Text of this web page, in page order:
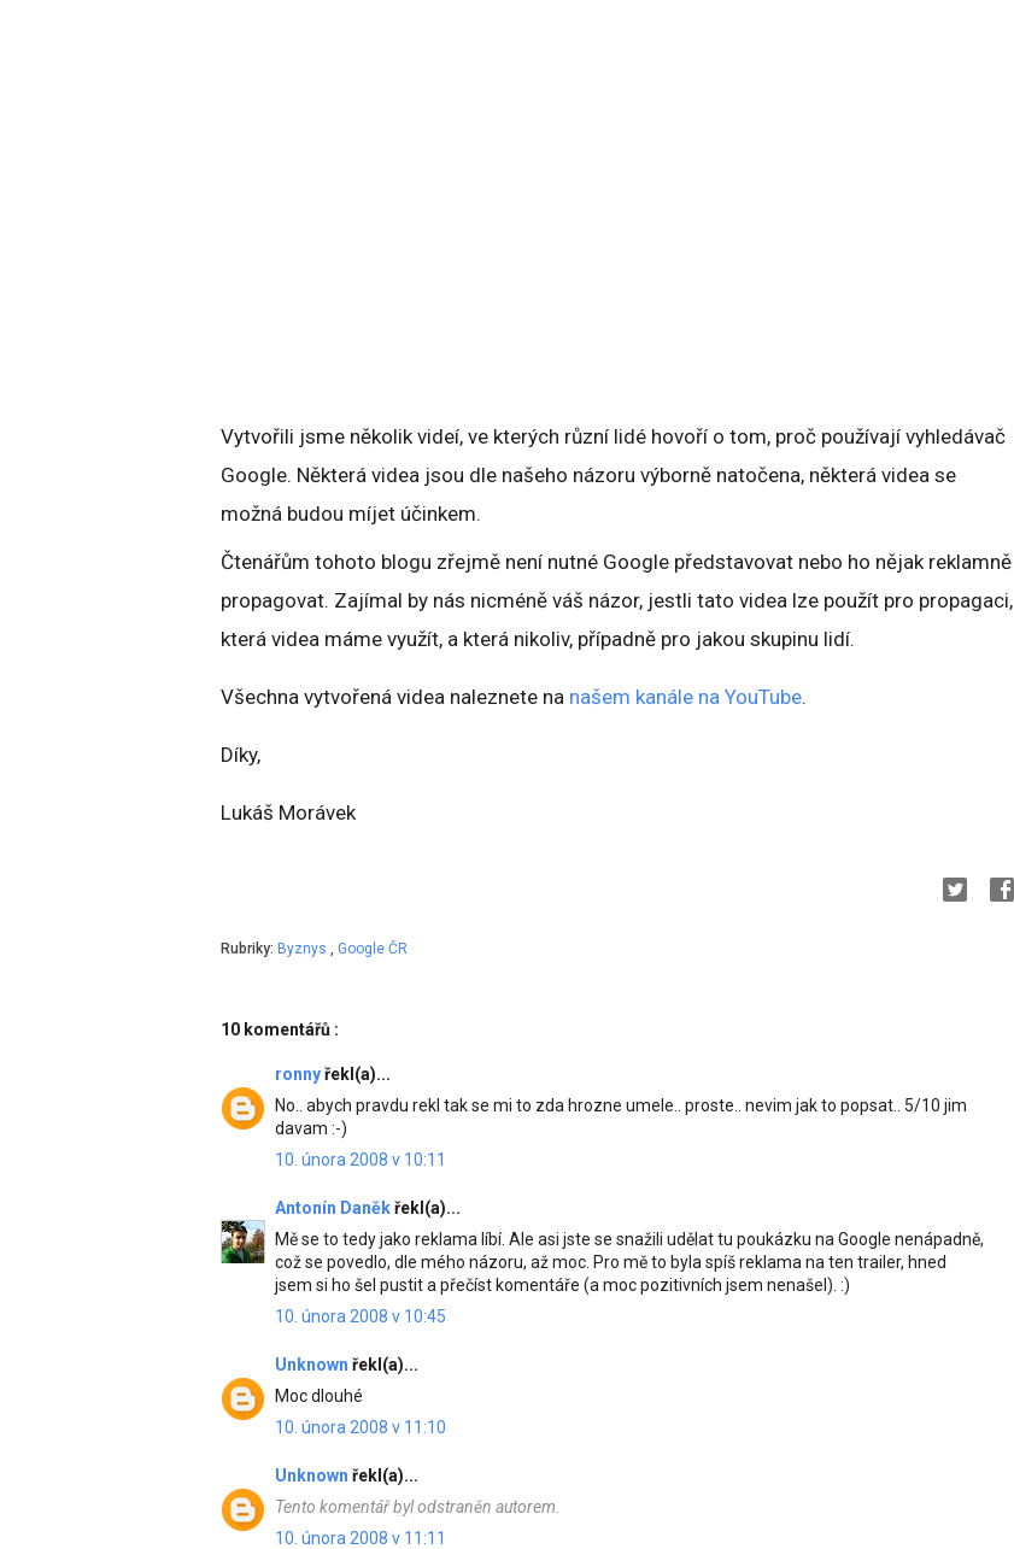
Vytvořili jsme několik videí, ve kterých různí lidé hovoří o tom, proč používají vyhledávač
Google. Některá videa jsou dle našeho názoru výborně natočena, některá videa se
možná budou míjet účinkem.
Čtenářům tohoto blogu zřejmě není nutné Google představovat nebo ho nějak reklamně
propagovat. Zajímal by nás nicméně váš názor, jestli tato videa lze použít pro propagaci,
která videa máme využít, a která nikoliv, případně pro jakou skupinu lidí.
Všechna vytvořená videa naleznete na našem kanále na YouTube.
Díky,
Lukáš Morávek
Rubriky: Byznys , Google ČR
10 komentářů :
ronnyřekl(a)...
No.. abych pravdu rekl tak se mi to zda hrozne umele.. proste.. nevim jak to popsat.. 5/10 jim
davam :-)
10. února 2008 v 10:11
Antonín Daněkřekl(a)...
Mě se to tedy jako reklama líbí. Ale asi jste se snažili udělat tu poukázku na Google nenápadně,
což se povedlo, dle mého názoru, až moc. Pro mě to byla spíš reklama na ten trailer, hned
jsem si ho šel pustit a přečíst komentáře (a moc pozitivních jsem nenašel). :)
10. února 2008 v 10:45
Unknown řekl(a)...
Moc dlouhé
10. února 2008 v 11:10
Unknown řekl(a)...
Tento komentář byl odstraněn autorem.
10. února 2008 v 11:11